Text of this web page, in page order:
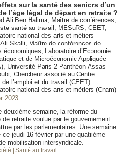
sur la santé des seniors d’un
l’âge légal de départ en retraite ?
Ali Ben Halima, Maître de conférences,
santé au travail, MESuRS, CEET,
national des arts et métiers
Skalli, Maître de conférences de
économiques, Laboratoire d’Economie
et de Microéconomie Appliquée
Université Paris 2 Panthéon-Assas
Chercheur associé au Centre
de l’emploi et du travail (CEET),
national des arts et métiers (Cnam)
2023
deuxième semaine, la réforme du
de retraite voulue par le gouvernement
par les parlementaires. Une semaine
ce jeudi 16 février par une quatrième
mobilisation intersyndicale.
| Santé au travail